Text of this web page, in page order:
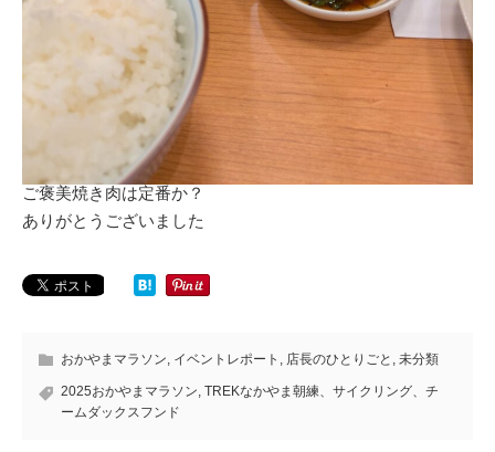
ご褒美焼き肉は定番か？
ありがとうございました
おかやまマラソン イベントレポート 店長のひとりごと 未分類
2025おかやまマラソン TREKなかやま朝練、サイクリング、チ
ームダックスフンド